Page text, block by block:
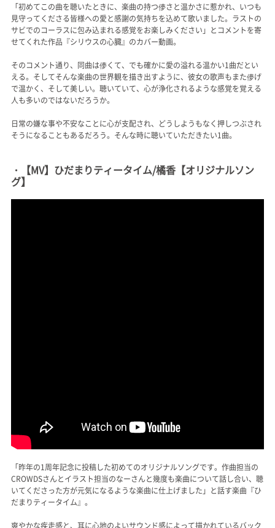
「初めてこの曲を聴いたときに、楽曲の持つ儚さと温かさに惹かれ、いつも
見守ってくださる皆様への愛と感謝の気持ちを込めて歌いました。ラストの
サビでのコーラスに包み込まれる感覚をお楽しみください」とコメントを寄
せてくれた作品『シリウスの心臓』のカバー動画。
そのコメント通り、同曲は儚くて、でも確かに愛の溢れる温かい1曲だとい
える。そしてそんな楽曲の世界観を描き出すように、彼女の歌声もまた儚げ
で温かく、そして美しい。聴いていて、心が浄化されるような感覚を覚える
人も多いのではないだろうか。
日常の嫌な事や不安なことに心が支配され、どうしようもなく押しつぶされ
そうになることもあるだろう。そんな時に聴いていただきたい1曲。
・【MV】ひだまりティータイム/橘香【オリジナルソン
グ】
「昨年の1周年記念に投稿した初めてのオリジナルソングです。作曲担当の
CROWDSさんとイラスト担当のなーさんと幾度も楽曲について話し合い、聴
いてくださった方が元気になるような楽曲に仕上げました」と話す楽曲『ひ
だまりティータイム』。
爽やかな疾走感と、耳に心地のよいサウンド感によって描かれているバック